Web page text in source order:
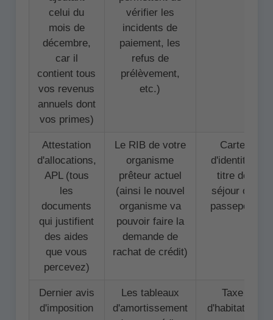
celui du
mois de
décembre,
car il
contient tous
vos revenus
annuels dont
vos primes)
vérifier les
incidents de
paiement, les
refus de
prélèvement,
etc.)
Attestation
d'allocations,
APL (tous
les
documents
qui justifient
des aides
que vous
percevez)
Le RIB de votre
organisme
prêteur actuel
(ainsi le nouvel
organisme va
pouvoir faire la
demande de
rachat de crédit)
Carte
d'identité,
titre de
séjour ou
passeport
Dernier avis
d'imposition
Les tableaux
d'amortissement
Taxe
d'habitation